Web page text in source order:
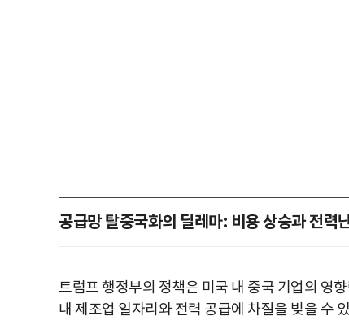
공급망 탈중국화의 딜레마: 비용 상승과 전력
트럼프 행정부의 정책은 미국 내 중국 기업의 영
내 제조업 일자리와 전력 공급에 차질을 빚을 수